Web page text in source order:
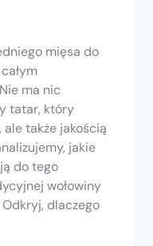
mięsa do
ma nic
tatar, który
także jakością
jakie
do tego
wołowiny
dlaczego